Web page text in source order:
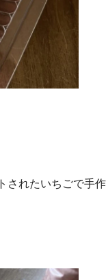
されたいちごで手作